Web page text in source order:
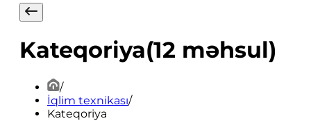
Kateqoriya(12 məhsul)
/
İqlim texnikası/
Kateqoriya